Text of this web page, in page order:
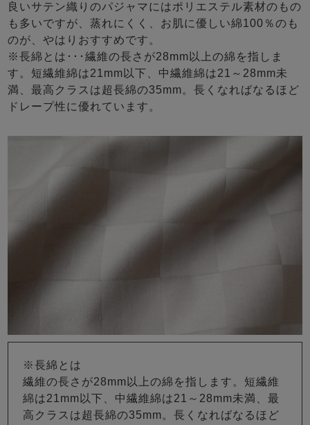
良いサテン織りのパジャマにはポリエステル素材のもの
も多いですが、蒸れにくく、お肌に優しい綿100％のも
のが、やはりおすすめです。
※長綿とは･･･繊維の長さが28mm以上の綿を指しま
す。短繊維綿は21mm以下、中繊維綿は21～28mm未
満、最高クラスは超長綿の35mm。長くなればなるほど
ドレープ性に優れています。
※長綿とは
繊維の長さが28mm以上の綿を指します。短繊維
綿は21mm以下、中繊維綿は21～28mm未満、最
高クラスは超長綿の35mm。長くなればなるほど